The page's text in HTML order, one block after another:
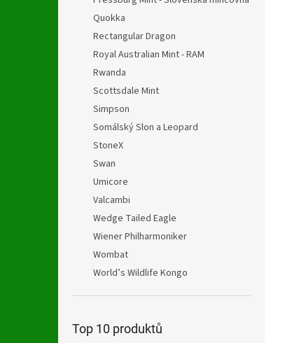
Quokka
Rectangular Dragon
Royal Australian Mint - RAM
Rwanda
Scottsdale Mint
Simpson
Somálský Slon a Leopard
StoneX
Swan
Umicore
Valcambi
Wedge Tailed Eagle
Wiener Philharmoniker
Wombat
World’s Wildlife Kongo
Top 10 produktů